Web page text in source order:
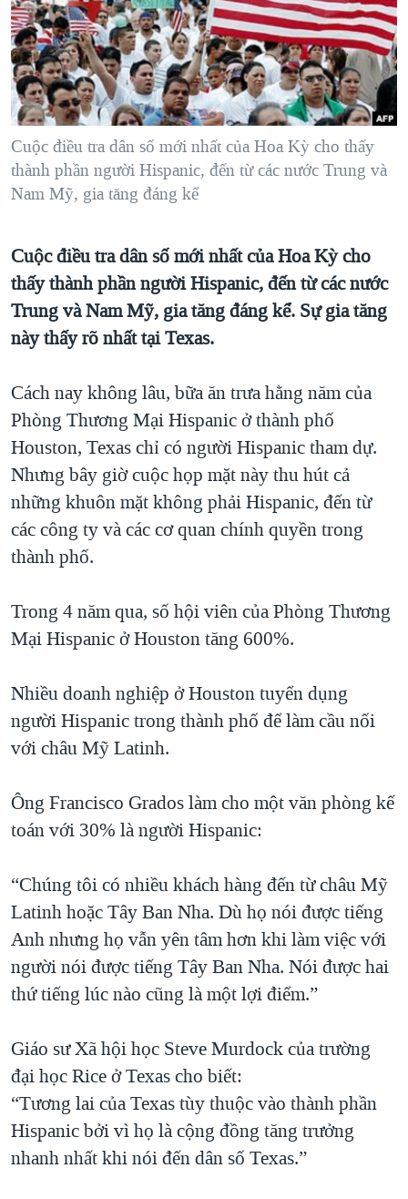
"Tìm"NGƯỜI VIỆT HẢI NGOẠI
ĐỜI SỐNG
KINH TẾ
KHOA HỌC
SỨC KHOẺ
VĂN HOÁ
GIÁO DỤC
TẠI
HÀNH TRÌNH BẦU CỬ 2024
MỘT NĂM CHIẾN TRANH TẠI DẢI GAZA
GIẢI MÃ VÀNH ĐAI & CON ĐƯỜNG
TRỊNH VĨNH BÌNH - NGƯỜI HẠ 'BÊN THẮNG CUỘC'
GROUND ZERO – XƯA VÀ NAY
CÁC GIÁ TRỊ CỘNG HÒA Ở VIỆT NAM
THƯỢNG ĐỈNH TRUMP-KIM TẠI VIỆT NAM
TRỊNH VĨNH BÌNH VS. CHÍNH PHỦ VIỆT NAM
BÊN KIA QUỐC LỘ: TIẾNG VỌNG TỪ NÔNG THÔN MỸ
QUAN HỆ VIỆT MỸ
VIDEO
NGHE
MẠNG XÃ HỘI
Ngôn ngữ khác
Cuộc điều tra dân số mới nhất của Hoa Kỳ cho thấy
thành phần người Hispanic, đến từ các nước Trung và
Nam Mỹ, gia tăng đáng kể
Cuộc điều tra dân số mới nhất của Hoa Kỳ cho
thấy thành phần người Hispanic, đến từ các nước
Trung và Nam Mỹ, gia tăng đáng kể. Sự gia tăng
này thấy rõ nhất tại Texas.
Cách nay không lâu, bữa ăn trưa hằng năm của
Phòng Thương Mại Hispanic ở thành phố
Houston, Texas chỉ có người Hispanic tham dự.
Nhưng bây giờ cuộc họp mặt này thu hút cả
những khuôn mặt không phải Hispanic, đến từ
các công ty và các cơ quan chính quyền trong
thành phố.
Trong 4 năm qua, số hội viên của Phòng Thương
Mại Hispanic ở Houston tăng 600%.
Nhiều doanh nghiệp ở Houston tuyển dụng
người Hispanic trong thành phố để làm cầu nối
với châu Mỹ Latinh.
Ông Francisco Grados làm cho một văn phòng kế
toán với 30% là người Hispanic:
“Chúng tôi có nhiều khách hàng đến từ châu Mỹ
Latinh hoặc Tây Ban Nha. Dù họ nói được tiếng
Anh nhưng họ vẫn yên tâm hơn khi làm việc với
người nói được tiếng Tây Ban Nha. Nói được hai
thứ tiếng lúc nào cũng là một lợi điểm.”
Giáo sư Xã hội học Steve Murdock của trường
đại học Rice ở Texas cho biết:
“Tương lai của Texas tùy thuộc vào thành phần
Hispanic bởi vì họ là cộng đồng tăng trưởng
nhanh nhất khi nói đến dân số Texas.”